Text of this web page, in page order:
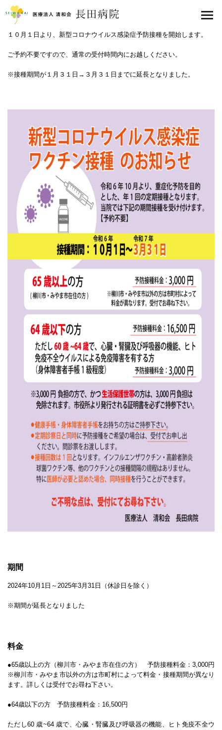
１０月１日より、新型コロナウイルス感染症予防接種を開始します。
ご予約不要ですので、通常の受付時間内にお越しください。
※接種期間が１月３１日→３月３１日までに延長となりました。
期間
2024年10月1日～2025年3月31日（休診日を除く）
※期間が延長となりました
料金
●65歳以上の方（柳川市・みやま市在住の方） 予防接種料金：3,000円
※柳川市・みやま市以外の方は市町村によって料金・接種期間が異なり
ます。詳しくは受付でお尋ね下さい。
●64歳以下の方 予防接種料金：16,500円
ただし60 歳~64 歳で、心臓・腎臓及び呼吸器の機能、ヒト免疫不全ウ